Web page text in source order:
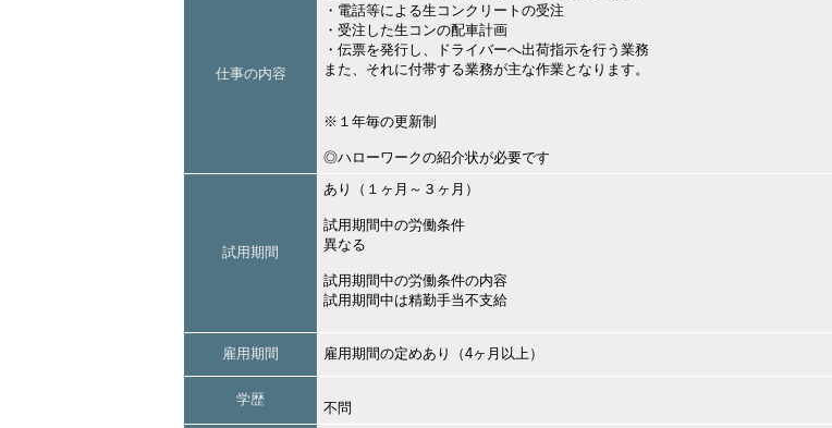
仕事の内容
・電話等による生コンクリートの受注
・受注した生コンの配車計画
・伝票を発行し、ドライバーへ出荷指示を行う業務
また、それに付帯する業務が主な作業となります。
※１年毎の更新制
◎ハローワークの紹介状が必要です
試用期間
あり（１ヶ月～３ヶ月）
試用期間中の労働条件
異なる
試用期間中の労働条件の内容
試用期間中は精勤手当不支給
雇用期間 雇用期間の定めあり（4ヶ月以上）
学歴
不問